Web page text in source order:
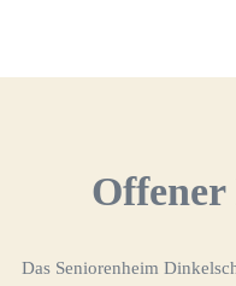
Das Seniorenheim